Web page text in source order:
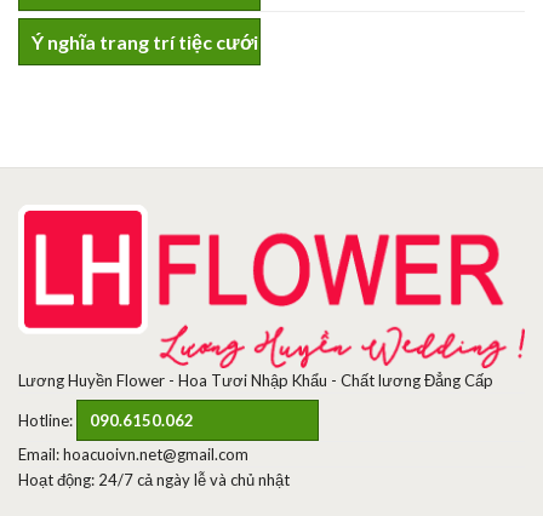
Ý nghĩa trang trí tiệc cưới
Lương Huyền Flower - Hoa Tươi Nhập Khẩu - Chất lương Đẳng Cấp
Hotline:
090.6150.062
Email: hoacuoivn.net@gmail.com
Hoạt động: 24/7 cả ngày lễ và chủ nhật